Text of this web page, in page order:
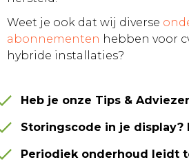
Weet je ook dat wij diverse
abonnementen hebben voor
hybride installaties?
Heb je onze Tips &
Storingscode in je display?
Periodiek onderhoud leidt